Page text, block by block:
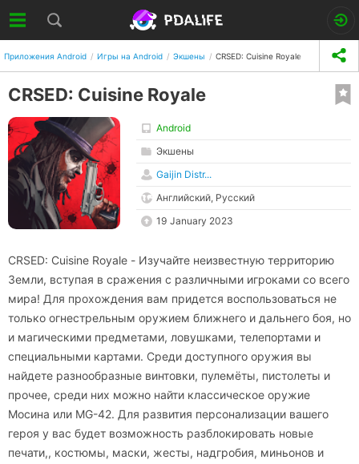
Приложения Android Игры на Android Экшены CRSED: Cuisine Royale
CRSED: Cuisine Royale
Android
Экшены
Gaijin Distr...
Английский, Русский
19 January 2023
CRSED: Cuisine Royale - Изучайте неизвестную территорию
Земли, вступая в сражения с различными игроками со всего
мира! Для прохождения вам придется воспользоваться не
только огнестрельным оружием ближнего и дальнего боя, но
и магическими предметами, ловушками, телепортами и
специальными картами. Среди доступного оружия вы
найдете разнообразные винтовки, пулемёты, пистолеты и
прочее, среди них можно найти классическое оружие
Мосина или MG-42. Для развития персонализации вашего
героя у вас будет возможность разблокировать новые
печати,, костюмы, маски, жесты, надгробия, миньонов и